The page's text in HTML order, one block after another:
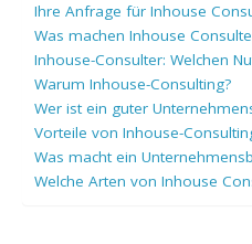
Ihre Anfrage für Inhouse
Was machen Inhouse
Inhouse-Consulter: Welchen
Warum Inhouse-Consulting?
Wer ist ein guter
Vorteile von Inhouse-
Was macht ein
Welche Arten von Inhouse